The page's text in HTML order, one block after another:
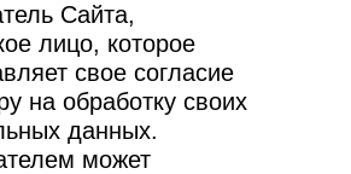
Сайта,
лицо, которое
свое согласие
на обработку своих
данных.
может